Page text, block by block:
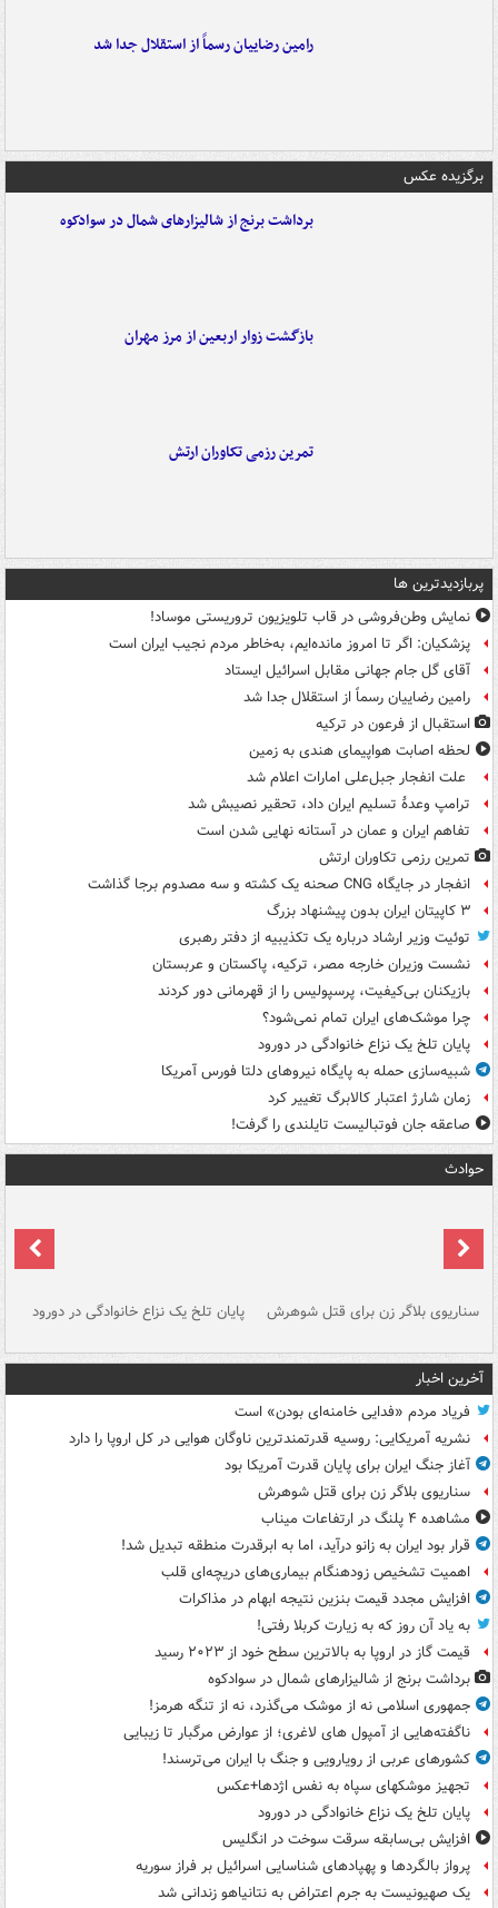
رامین رضاییان رسماً از استقلال جدا شد
برگزیده عکس
برداشت برنج از شالیزارهای شمال در سوادکوه
بازگشت زوار اربعین از مرز مهران
تمرین رزمی تکاوران ارتش
پربازدیدترین ها
نمایش وطن‌فروشی در قاب تلویزیون تروریستی موساد!
پزشکیان: اگر تا امروز مانده‌ایم، به‌خاطر مردم نجیب ایران است
آقای گل جام جهانی مقابل اسرائیل ایستاد
رامین رضاییان رسماً از استقلال جدا شد
استقبال از فرعون در ترکیه
لحظه اصابت هواپیمای هندی به زمین
علت انفجار جبل‌علی امارات اعلام شد
ترامپ وعدۀ تسلیم ایران داد، تحقیر نصیبش شد
تفاهم ایران و عمان در آستانه نهایی شدن است
تمرین رزمی تکاوران ارتش
انفجار در جایگاه CNG صحنه یک کشته و سه مصدوم برجا گذاشت
۳ کاپیتان ایران بدون پیشنهاد بزرگ
توئیت وزیر ارشاد درباره یک تکذیبیه از دفتر رهبری
نشست وزیران خارجه مصر، ترکیه، پاکستان و عربستان
بازیکنان بی‌کیفیت، پرسپولیس را از قهرمانی دور کردند
چرا موشک‌های ایران تمام نمی‌شود؟
پایان تلخ یک نزاع خانوادگی در دورود
شبیه‌سازی حمله به پایگاه نیروهای دلتا فورس آمریکا
زمان شارژ اعتبار کالابرگ تغییر کرد
صاعقه جان فوتبالیست تایلندی را گرفت!
حوادث
سناریوی بلاگر زن برای قتل شوهرش پایان تلخ یک نزاع خانوادگی در دورود
آخرین اخبار
فریاد مردم «فدایی خامنه‌ای بودن» است
نشریه آمریکایی: روسیه قدرتمندترین ناوگان هوایی در کل اروپا را دارد
آغاز جنگ ایران برای پایان قدرت آمریکا بود
سناریوی بلاگر زن برای قتل شوهرش
مشاهده ۴ پلنگ در ارتفاعات میناب
قرار بود ایران به زانو درآید، اما به ابرقدرت منطقه تبدیل شد!
اهمیت تشخیص زودهنگام بیماری‌های دریچه‌ای قلب
افزایش مجدد قیمت بنزین نتیجه ابهام در مذاکرات
به یاد آن روز که به زیارت کربلا رفتی!
قیمت گاز در اروپا به بالاترین سطح خود از ۲۰۲۳ رسید
برداشت برنج از شالیزارهای شمال در سوادکوه
جمهوری اسلامی نه از موشک می‌گذرد، نه از تنگه هرمز!
ناگفته‌هایی از آمپول های لاغری؛ از عوارض مرگبار تا زیبایی
کشورهای عربی از رویارویی و جنگ با ایران می‌ترسند!
تجهیز موشکهای سپاه به نفس اژدها+عکس
پایان تلخ یک نزاع خانوادگی در دورود
افزایش بی‌سابقه سرقت سوخت در انگلیس
پرواز بالگردها و پهپادهای شناسایی اسرائیل بر فراز سوریه
یک صهیونیست به جرم اعتراض به نتانیاهو زندانی شد